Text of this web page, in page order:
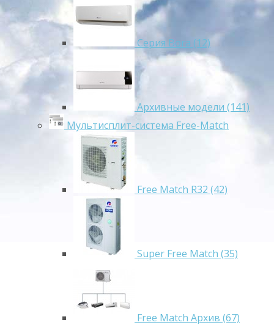
Серия Bora (12)
Архивные модели (141)
Мультисплит-система Free-Match
Free Match R32 (42)
Super Free Match (35)
Free Match Архив (67)